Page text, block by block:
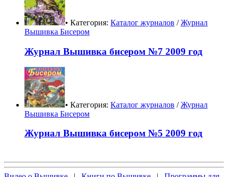
• Категория: Каталог журналов /Журнал
Вышивка Бисером
Журнал Вышивка бисером №7 2009 год
• Категория: Каталог журналов /Журнал
Вышивка Бисером
Журнал Вышивка бисером №5 2009 год